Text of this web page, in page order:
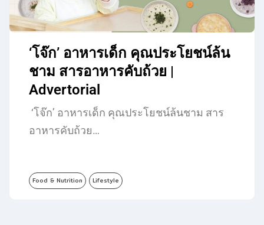
‘โจ๊ก’ อาหารเด็ก คุณประโยชน์ล้น
ชาม สารอาหารคับถ้วย |
Advertorial
‘โจ๊ก’ อาหารเด็ก คุณประโยชน์ล้นชาม สาร
อาหารคับถ้วย…
Food & Nutrition Lifestyle